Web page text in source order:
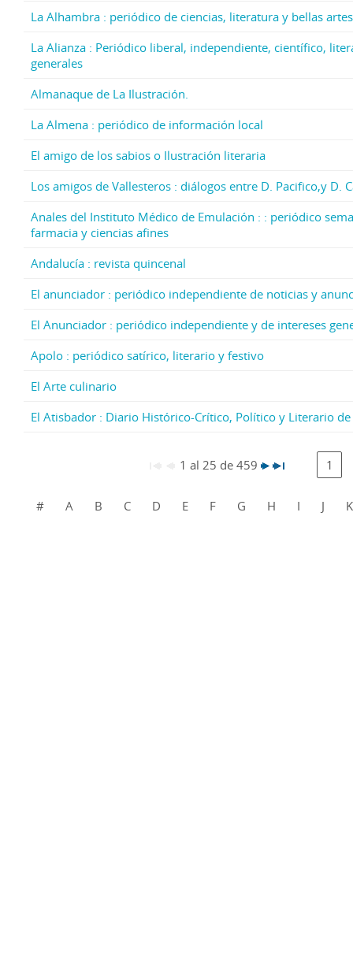
La Alhambra : periódico de ciencias, literatura y bellas artes
La Alianza : Periódico liberal, independiente, científico,
generales
Almanaque de La Ilustración.
La Almena : periódico de información local
El amigo de los sabios o Ilustración literaria
Los amigos de Vallesteros : diálogos entre D. Pacifico,y D.
Anales del Instituto Médico de Emulación : : periódico
farmacia y ciencias afines
Andalucía : revista quincenal
El anunciador : periódico independiente de noticias y
El Anunciador : periódico independiente y de intereses
Apolo : periódico satírico, literario y festivo
El Arte culinario
El Atisbador : Diario Histórico-Crítico, Político y Literario
1 al 25 de 459 1
# A B C D E F G H I J K